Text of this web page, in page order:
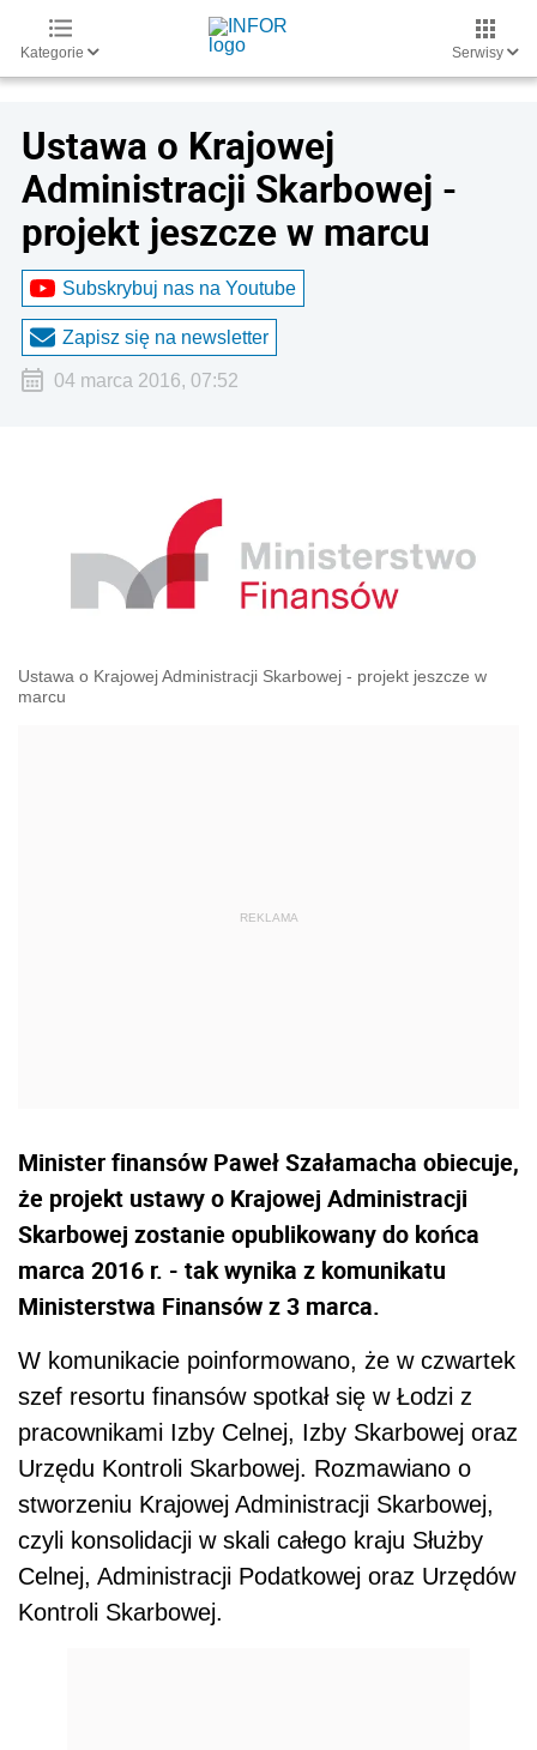
Kategorie Serwisy
Ustawa o Krajowej
Administracji Skarbowej -
projekt jeszcze w marcu
Subskrybuj nas na Youtube
Zapisz się na newsletter
04 marca 2016, 07:52
Ustawa o Krajowej Administracji Skarbowej - projekt jeszcze w
marcu
Minister finansów Paweł Szałamacha obiecuje,
że projekt ustawy o Krajowej Administracji
Skarbowej zostanie opublikowany do końca
marca 2016 r. - tak wynika z komunikatu
Ministerstwa Finansów z 3 marca.
W komunikacie poinformowano, że w czwartek
szef resortu finansów spotkał się w Łodzi z
pracownikami Izby Celnej, Izby Skarbowej oraz
Urzędu Kontroli Skarbowej. Rozmawiano o
stworzeniu Krajowej Administracji Skarbowej,
czyli konsolidacji w skali całego kraju Służby
Celnej, Administracji Podatkowej oraz Urzędów
Kontroli Skarbowej.